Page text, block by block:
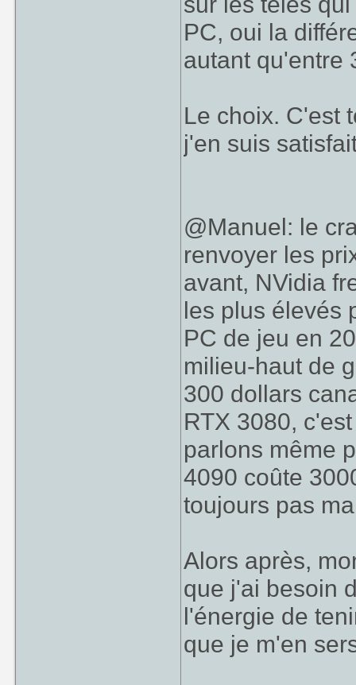
PC, oui la
autant qu'entre
Le choix. C'est
j'en suis
@Manuel: le
renvoyer les
avant, NVidia
les plus élevés
PC de jeu en
milieu-haut de
300 dollars
RTX 3080,
parlons même
4090 coûte
toujours pas
Alors après,
que j'ai besoin
l'énergie de
que je m'en